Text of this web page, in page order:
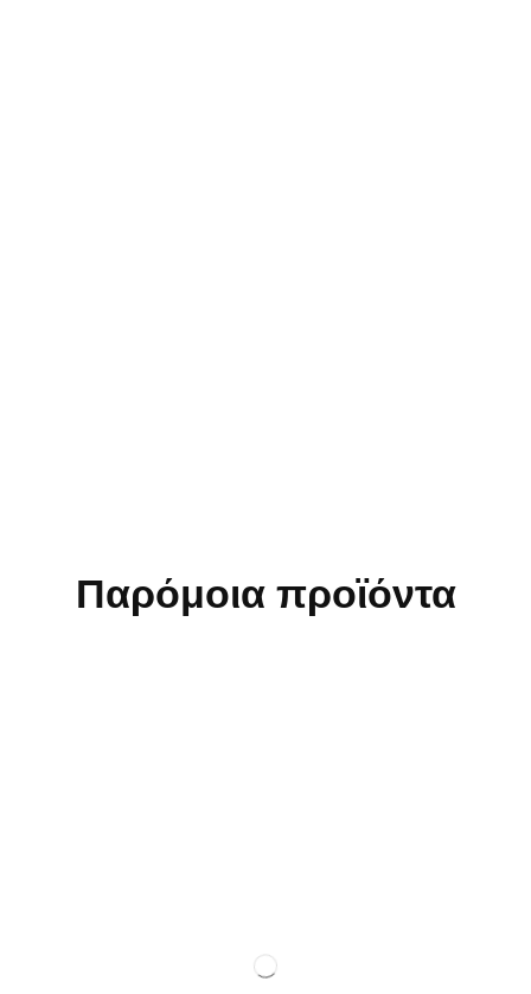
Παρόμοια προϊόντα